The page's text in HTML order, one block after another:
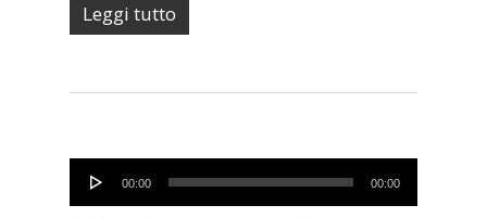
Leggi tutto
Audio
Player
00:00 00:00